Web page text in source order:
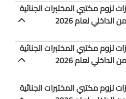
- تجهيزات لزوم مكتبي المختبرات الجنائية
لعام 2026
- تجهيزات لزوم مكتبي المختبرات الجنائية
لعام 2026
- تجهيزات لزوم مكتبي المختبرات الجنائية